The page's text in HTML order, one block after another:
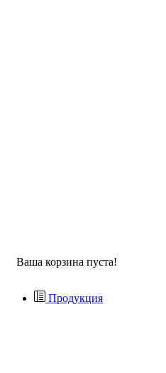
Ваша корзина пуста!
Продукция